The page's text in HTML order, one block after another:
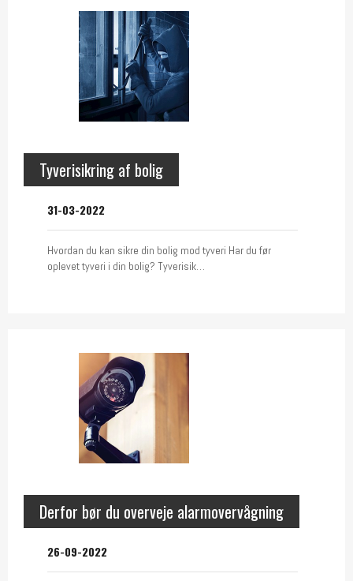
Tyverisikring af bolig
31-03-2022
Hvordan du kan sikre din bolig mod tyveri Har du før
oplevet tyveri i din bolig? Tyverisik…
Derfor bør du overveje alarmovervågning
26-09-2022